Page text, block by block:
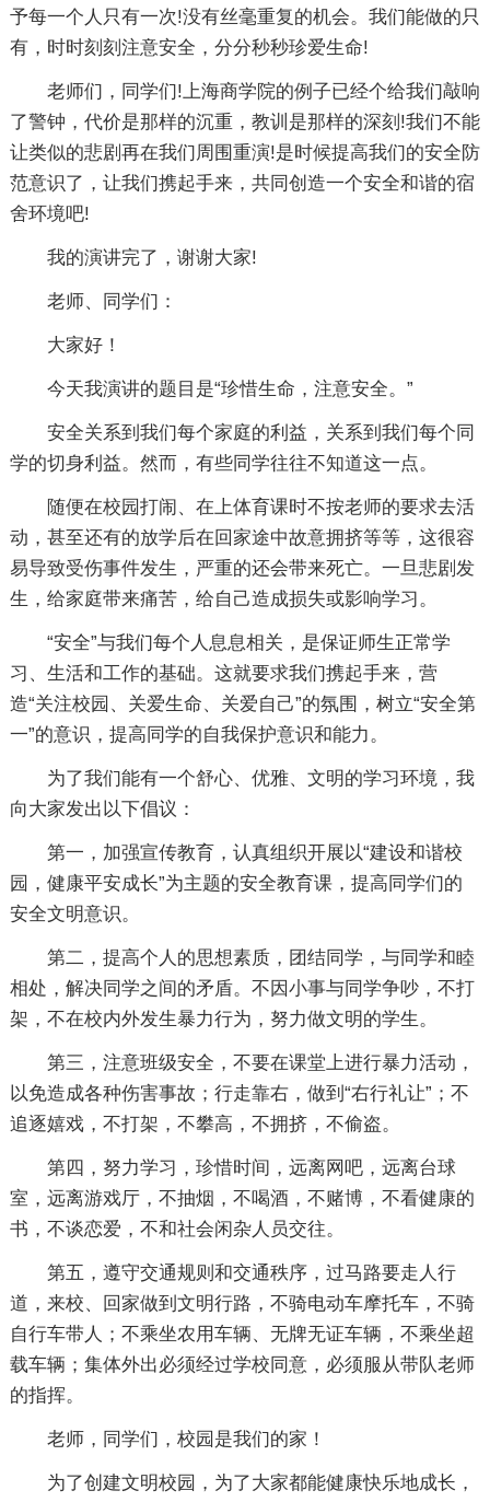
予每一个人只有一次!没有丝毫重复的机会。我们能做的只
有，时时刻刻注意安全，分分秒秒珍爱生命!
老师们，同学们!上海商学院的例子已经个给我们敲响
了警钟，代价是那样的沉重，教训是那样的深刻!我们不能
让类似的悲剧再在我们周围重演!是时候提高我们的安全防
范意识了，让我们携起手来，共同创造一个安全和谐的宿
舍环境吧!
我的演讲完了，谢谢大家!
老师、同学们：
大家好！
今天我演讲的题目是“珍惜生命，注意安全。”
安全关系到我们每个家庭的利益，关系到我们每个同
学的切身利益。然而，有些同学往往不知道这一点。
随便在校园打闹、在上体育课时不按老师的要求去活
动，甚至还有的放学后在回家途中故意拥挤等等，这很容
易导致受伤事件发生，严重的还会带来死亡。一旦悲剧发
生，给家庭带来痛苦，给自己造成损失或影响学习。
“安全”与我们每个人息息相关，是保证师生正常学
习、生活和工作的基础。这就要求我们携起手来，营
造“关注校园、关爱生命、关爱自己”的氛围，树立“安全第
一”的意识，提高同学的自我保护意识和能力。
为了我们能有一个舒心、优雅、文明的学习环境，我
向大家发出以下倡议：
第一，加强宣传教育，认真组织开展以“建设和谐校
园，健康平安成长”为主题的安全教育课，提高同学们的
安全文明意识。
第二，提高个人的思想素质，团结同学，与同学和睦
相处，解决同学之间的矛盾。不因小事与同学争吵，不打
架，不在校内外发生暴力行为，努力做文明的学生。
第三，注意班级安全，不要在课堂上进行暴力活动，
以免造成各种伤害事故；行走靠右，做到“右行礼让”；不
追逐嬉戏，不打架，不攀高，不拥挤，不偷盗。
第四，努力学习，珍惜时间，远离网吧，远离台球
室，远离游戏厅，不抽烟，不喝酒，不赌博，不看健康的
书，不谈恋爱，不和社会闲杂人员交往。
第五，遵守交通规则和交通秩序，过马路要走人行
道，来校、回家做到文明行路，不骑电动车摩托车，不骑
自行车带人；不乘坐农用车辆、无牌无证车辆，不乘坐超
载车辆；集体外出必须经过学校同意，必须服从带队老师
的指挥。
老师，同学们，校园是我们的家！
为了创建文明校园，为了大家都能健康快乐地成长，